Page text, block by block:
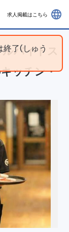
了(しゅう
求人掲載はこちら language
バイトス
ッチン・